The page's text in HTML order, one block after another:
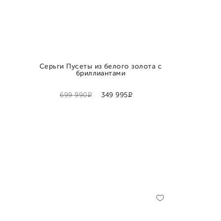
699 990Р 349 995Р
Серьги Пусеты из белого золота с
бриллиантами